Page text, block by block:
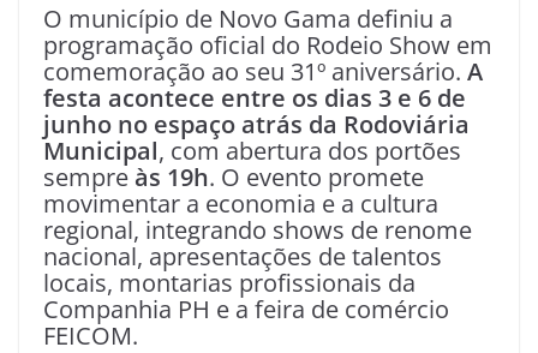
O município de Novo Gama definiu a
programação oficial do Rodeio Show em
comemoração ao seu 31º aniversário. A
festa acontece entre os dias 3 e 6 de
junho no espaço atrás da Rodoviária
Municipal, com abertura dos portões
sempre às 19h. O evento promete
movimentar a economia e a cultura
regional, integrando shows de renome
nacional, apresentações de talentos
locais, montarias profissionais da
Companhia PH e a feira de comércio
FEICOM.